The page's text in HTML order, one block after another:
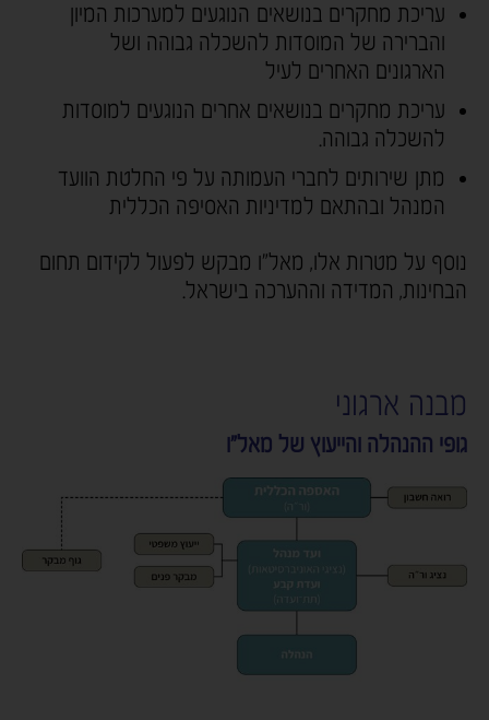
עריכת מחקרים בנושאים הנוגעים למערכות המיון
והברירה של המוסדות להשכלה גבוהה ושל
הארגונים האחרים לעיל
עריכת מחקרים בנושאים אחרים הנוגעים למוסדות
להשכלה גבוהה.
מתן שירותים לחברי העמותה על פי החלטת הוועד
המנהל ובהתאם למדיניות האסיפה הכללית
נוסף על מטרות אלו, מאל"ו מבקש לפעול לקידום תחום
הבחינות, המדידה וההערכה בישראל.
מבנה ארגוני
גופי ההנהלה והייעוץ של מאל"ו